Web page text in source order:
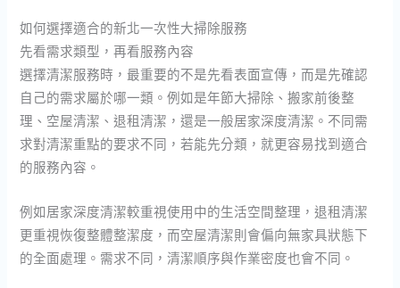
如何選擇適合的新北一次性大掃除服務
先看需求類型，再看服務內容
選擇清潔服務時，最重要的不是先看表面宣傳，而是先確認
自己的需求屬於哪一類。例如是年節大掃除、搬家前後整
理、空屋清潔、退租清潔，還是一般居家深度清潔。不同需
求對清潔重點的要求不同，若能先分類，就更容易找到適合
的服務內容。
例如居家深度清潔較重視使用中的生活空間整理，退租清潔
更重視恢復整體整潔度，而空屋清潔則會偏向無家具狀態下
的全面處理。需求不同，清潔順序與作業密度也會不同。